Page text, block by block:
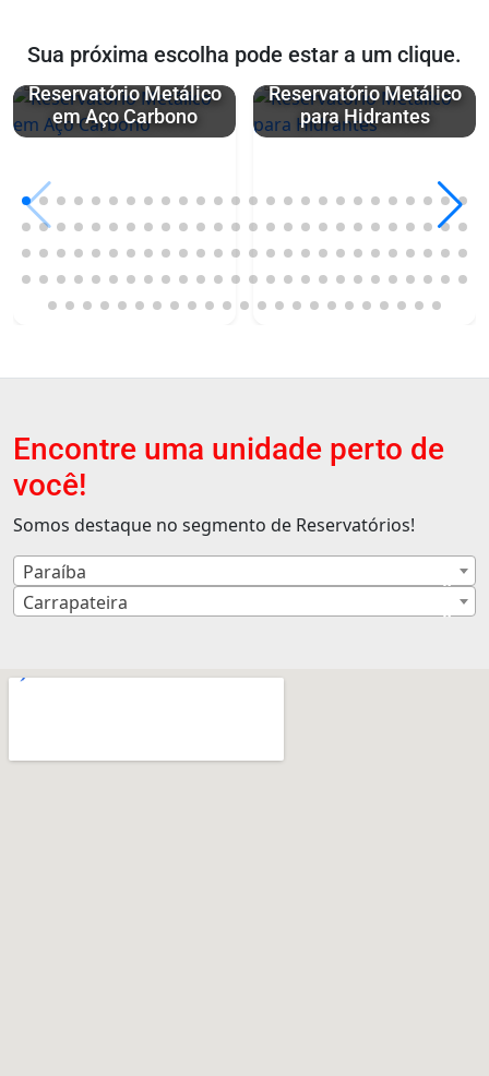
Sua próxima escolha pode estar a um clique.
Reservatório Metálico
em Aço Carbono
Reservatório Metálico
para Hidrantes
Encontre uma unidade perto de
você!
Somos destaque no segmento de Reservatórios!
×
Paraíba
×
Carrapateira